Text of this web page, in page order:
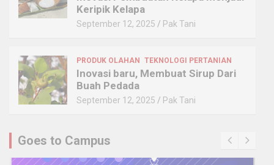
Keripik Kelapa
September 12, 2025 Pak Tani
PRODUK OLAHAN TEKNOLOGI PERTANIAN
Inovasi baru, Membuat Sirup Dari
Buah Pedada
September 12, 2025 Pak Tani
Goes to Campus